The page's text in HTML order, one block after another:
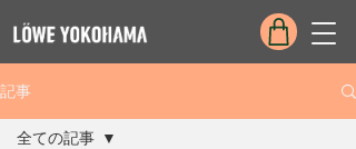
記事
全ての記事